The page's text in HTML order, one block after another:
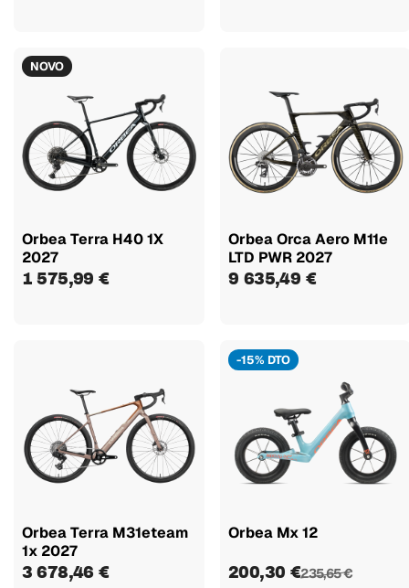
NOVO
Orbea Terra H40 1X
2027
1 575,99 €
Orbea Orca Aero M11e
LTD PWR 2027
9 635,49 €
Orbea Terra M31eteam
1x 2027
3 678,46 €
-15% DTO
Orbea Mx 12
200,30 €235,65 €